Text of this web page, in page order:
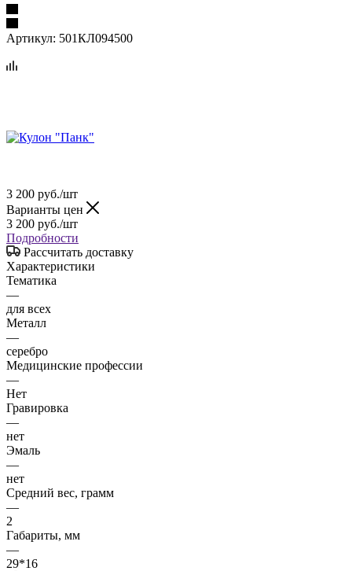
Артикул: 501КЛ094500
3 200 руб./шт
Варианты цен
3 200 руб./шт
Подробности
Рассчитать доставку
Характеристики
Тематика
—
для всех
Металл
—
серебро
Медицинские профессии
—
Нет
Гравировка
—
нет
Эмаль
—
нет
Средний вес, грамм
—
2
Габариты, мм
—
29*16